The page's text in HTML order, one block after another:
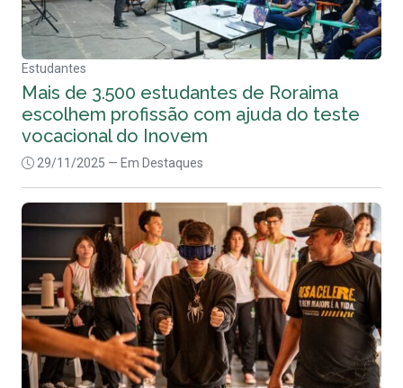
Estudantes
Mais de 3.500 estudantes de Roraima
escolhem profissão com ajuda do teste
vocacional do Inovem
29/11/2025 — Em Destaques